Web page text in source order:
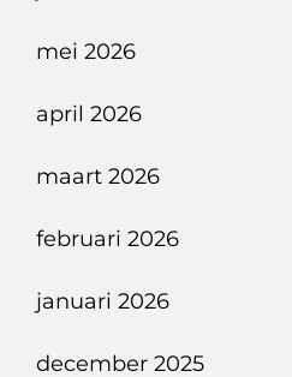
mei 2026
april 2026
maart 2026
februari 2026
januari 2026
december 2025